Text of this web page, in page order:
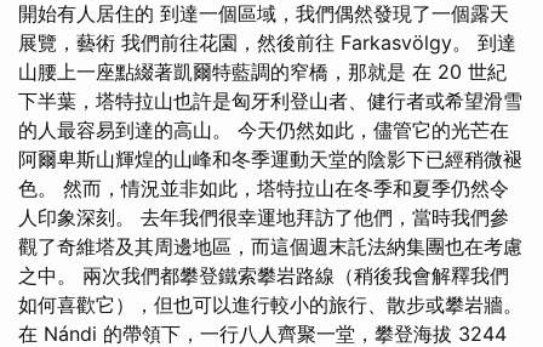
開始有人居住的 到達一個區域，我們偶然發現了一個露天
展覽，藝術 我們前往花園，然後前往 Farkasvölgy。 到達
山腰上一座點綴著凱爾特藍調的窄橋，那就是 在 20 世紀
下半葉，塔特拉山也許是匈牙利登山者、健行者或希望滑雪
的人最容易到達的高山。 今天仍然如此，儘管它的光芒在
阿爾卑斯山輝煌的山峰和冬季運動天堂的陰影下已經稍微褪
色。 然而，情況並非如此，塔特拉山在冬季和夏季仍然令
人印象深刻。 去年我們很幸運地拜訪了他們，當時我們參
觀了奇維塔及其周邊地區，而這個週末託法納集團也在考慮
之中。 兩次我們都攀登鐵索攀岩路線（稍後我會解釋我們
如何喜歡它），但也可以進行較小的旅行、散步或攀岩牆。
在 Nándi 的帶領下，一行八人齊聚一堂，攀登海拔 3244